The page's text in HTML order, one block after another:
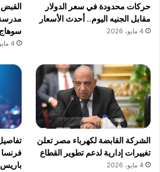
حركات محدودة في سعر الدولار
مقابل الجنيه اليوم.. أحدث الأسعار
4 مايو، 2026
سوهاج
4 مايو، 2026
الشركة القابضة لكهرباء مصر تعلن
تغييرات إدارية لدعم تطوير القطاع
4 مايو، 2026
باريس